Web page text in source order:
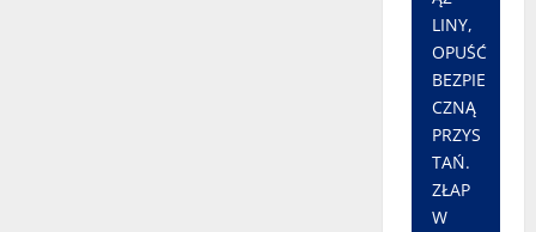
LINY,
OPUŚĆ
BEZPIE
CZNĄ
PRZYS
TAŃ.
ZŁAP
W